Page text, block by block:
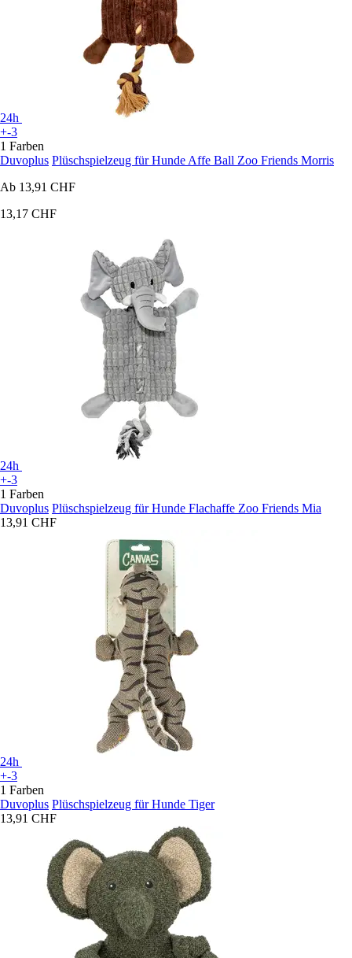
24h
+-3
1 Farben
Duvoplus Plüschspielzeug für Hunde Affe Ball Zoo Friends Morris
Ab 13,91 CHF
13,17 CHF
24h
+-3
1 Farben
Duvoplus Plüschspielzeug für Hunde Flachaffe Zoo Friends Mia
13,91 CHF
24h
+-3
1 Farben
Duvoplus Plüschspielzeug für Hunde Tiger
13,91 CHF